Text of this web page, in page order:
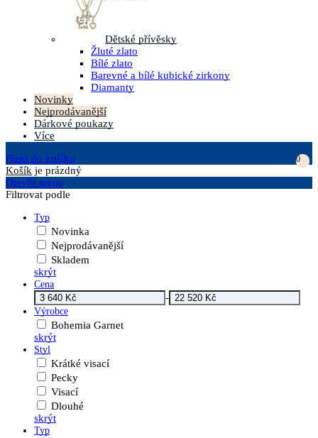
Dětské přívěsky
Žluté zlato
Bílé zlato
Barevné a bílé kubické zirkony
Diamanty
Novinky
Nejprodávanější
Dárkové poukazy
Více
Přejít do košíku
0
Košík je prázdný
Otevřít menu
Filtrovat podle
Typ
Novinka
Nejprodávanější
Skladem
skrýt
Cena
-
Výrobce
Bohemia Garnet
skrýt
Styl
Krátké visací
Pecky
Visací
Dlouhé
skrýt
Typ